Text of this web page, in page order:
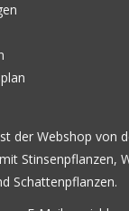
der Webshop von
Stinsenpflanzen,
Schattenpflanzen.